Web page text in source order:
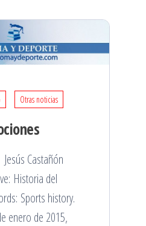
Otras noticias
Castañón
Historia del
Sports history.
enero de 2015,